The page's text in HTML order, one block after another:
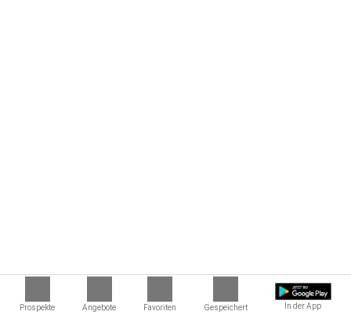
Prospekte Angebote Favoriten Gespeichert In der App